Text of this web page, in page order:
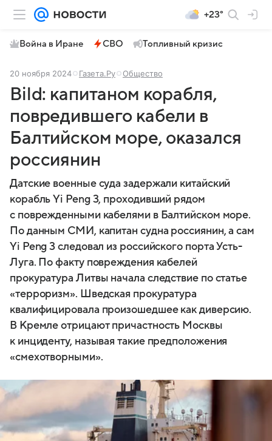
+23°
Война в Иране СВО Топливный кризис
20 ноября 2024 Газета.Ру Общество
Bild: капитаном корабля,
повредившего кабели в
Балтийском море, оказался
россиянин
Датские военные суда задержали китайский
корабль Yi Peng 3, проходивший рядом
с поврежденными кабелями в Балтийском море.
По данным СМИ, капитан судна россиянин, а сам
Yi Peng 3 следовал из российского порта Усть-
Луга. По факту повреждения кабелей
прокуратура Литвы начала следствие по статье
«терроризм». Шведская прокуратура
квалифицировала произошедшее как диверсию.
В Кремле отрицают причастность Москвы
к инциденту, называя такие предположения
«смехотворными».